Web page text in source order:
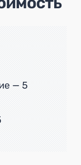
— 5